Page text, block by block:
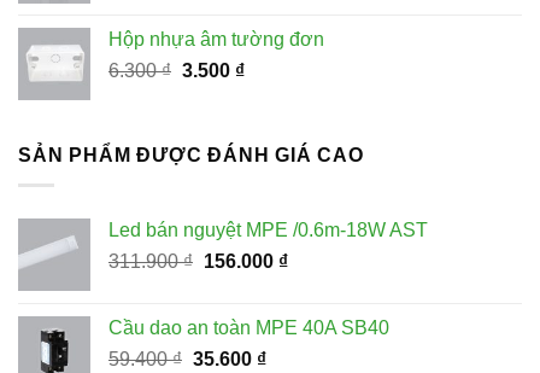
59.400 ₫.là:
Hộp nhựa âm tường đơn
6.300₫ Giá
6.300 ₫.
3.500 ₫Giá
là:
SẢN PHẨM ĐƯỢC ĐÁNH GIÁ CAO
Led bán nguyệt MPE /0.6m-18W AST
311.900₫ Giá
311.900 ₫.
156.000 ₫Giá
là:
Cầu dao an toàn MPE 40A SB40
59.400₫ Giá
35.600 ₫Giá